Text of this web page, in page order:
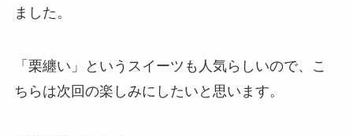
ました。
「栗纏い」というスイーツも人気らしいので、こ
ちらは次回の楽しみにしたいと思います。